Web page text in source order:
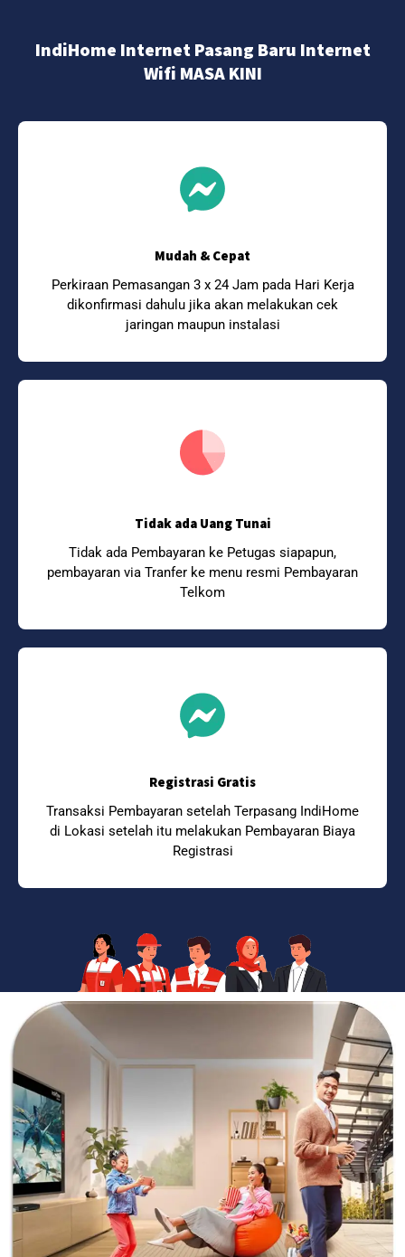
IndiHome Internet Pasang Baru Internet
Wifi MASA KINI
Mudah & Cepat
Perkiraan Pemasangan 3 x 24 Jam pada Hari Kerja
dikonfirmasi dahulu jika akan melakukan cek
jaringan maupun instalasi
Tidak ada Uang Tunai
Tidak ada Pembayaran ke Petugas siapapun,
pembayaran via Tranfer ke menu resmi Pembayaran
Telkom
Registrasi Gratis
Transaksi Pembayaran setelah Terpasang IndiHome
di Lokasi setelah itu melakukan Pembayaran Biaya
Registrasi